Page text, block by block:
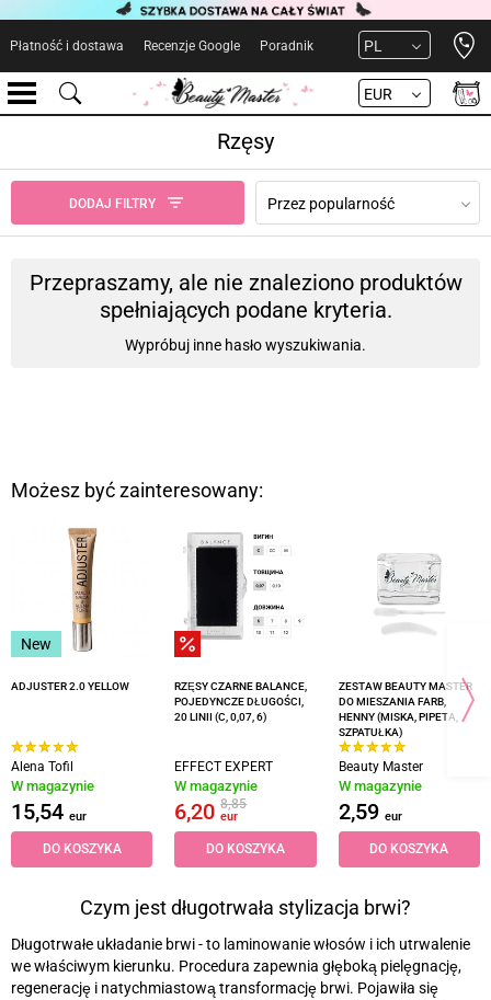
Płatność i dostawa Recenzje Google Poradnik PL
EUR
Rzęsy
DODAJ FILTRY Przez popularność
Przepraszamy, ale nie znaleziono produktów
spełniających podane kryteria.
Wypróbuj inne hasło wyszukiwania.
Możesz być zainteresowany:
New
ADJUSTER 2.0 YELLOW
Alena Tofil
W magazynie
15,54 eur
DO KOSZYKA
RZĘSY CZARNE BALANCE,
POJEDYNCZE DŁUGOŚCI,
20 LINII (C, 0,07, 6)
EFFECT EXPERT
W magazynie
6,208,85
eur
DO KOSZYKA
ZESTAW BEAUTY MASTER
DO MIESZANIA FARB,
HENNY (MISKA, PIPETA,
SZPATUŁKA)
Beauty Master
W magazynie
2,59 eur
DO KOSZYKA
Czym jest długotrwała stylizacja brwi?
Długotrwałe układanie brwi-to laminowanie włosów i ich utrwalenie
we właściwym kierunku. Procedura zapewnia głęboką pielęgnację,
regenerację i natychmiastową transformację brwi. Pojawiła się